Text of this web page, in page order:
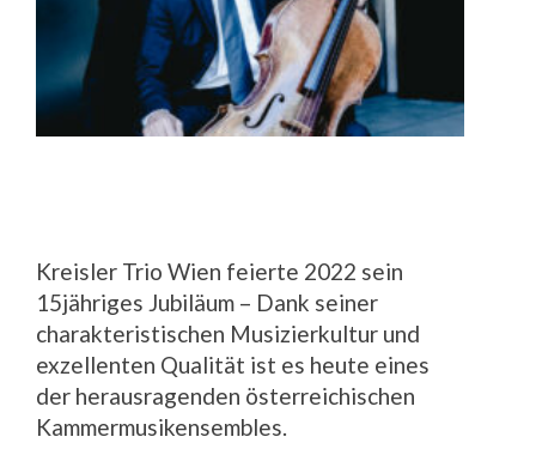
Kreisler Trio Wien feierte 2022 sein
15jähriges Jubiläum – Dank seiner
charakteristischen Musizierkultur und
exzellenten Qualität ist es heute eines
der herausragenden österreichischen
Kammermusikensembles.